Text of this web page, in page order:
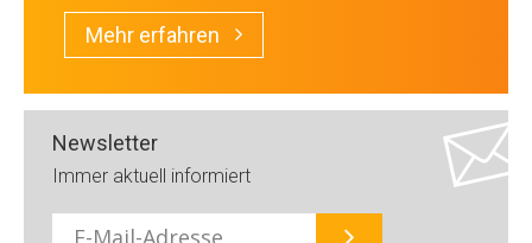
Mehr erfahren
Newsletter
Immer aktuell informiert
E-